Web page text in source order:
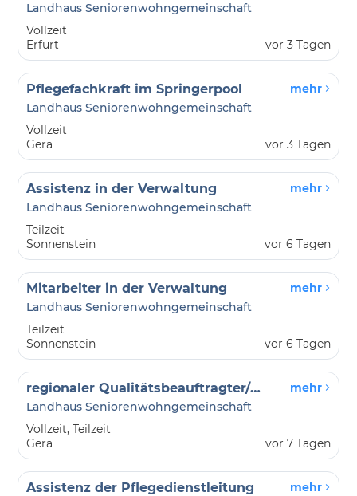
Landhaus Seniorenwohngemeinschaft
Vollzeit
Erfurt
vor 3 Tagen
Pflegefachkraft im Springerpool
Landhaus Seniorenwohngemeinschaft
Vollzeit
Gera
mehr
vor 3 Tagen
Assistenz in der Verwaltung
Landhaus Seniorenwohngemeinschaft
Teilzeit
Sonnenstein
mehr
vor 6 Tagen
Mitarbeiter in der Verwaltung
Landhaus Seniorenwohngemeinschaft
Teilzeit
Sonnenstein
mehr
vor 6 Tagen
regionaler Qualitätsbeauftragter/ Qualitätsmanagement Pflege
Landhaus Seniorenwohngemeinschaft
Vollzeit, Teilzeit
Gera
mehr
vor 7 Tagen
Assistenz der Pflegedienstleitung mehr